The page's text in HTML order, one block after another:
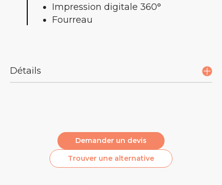
Impression digitale 360°
Fourreau
Détails
Isolation par le vide
Froid : 18 heures
Chaud : 8 heures
Demander un devis
Trouver une alternative